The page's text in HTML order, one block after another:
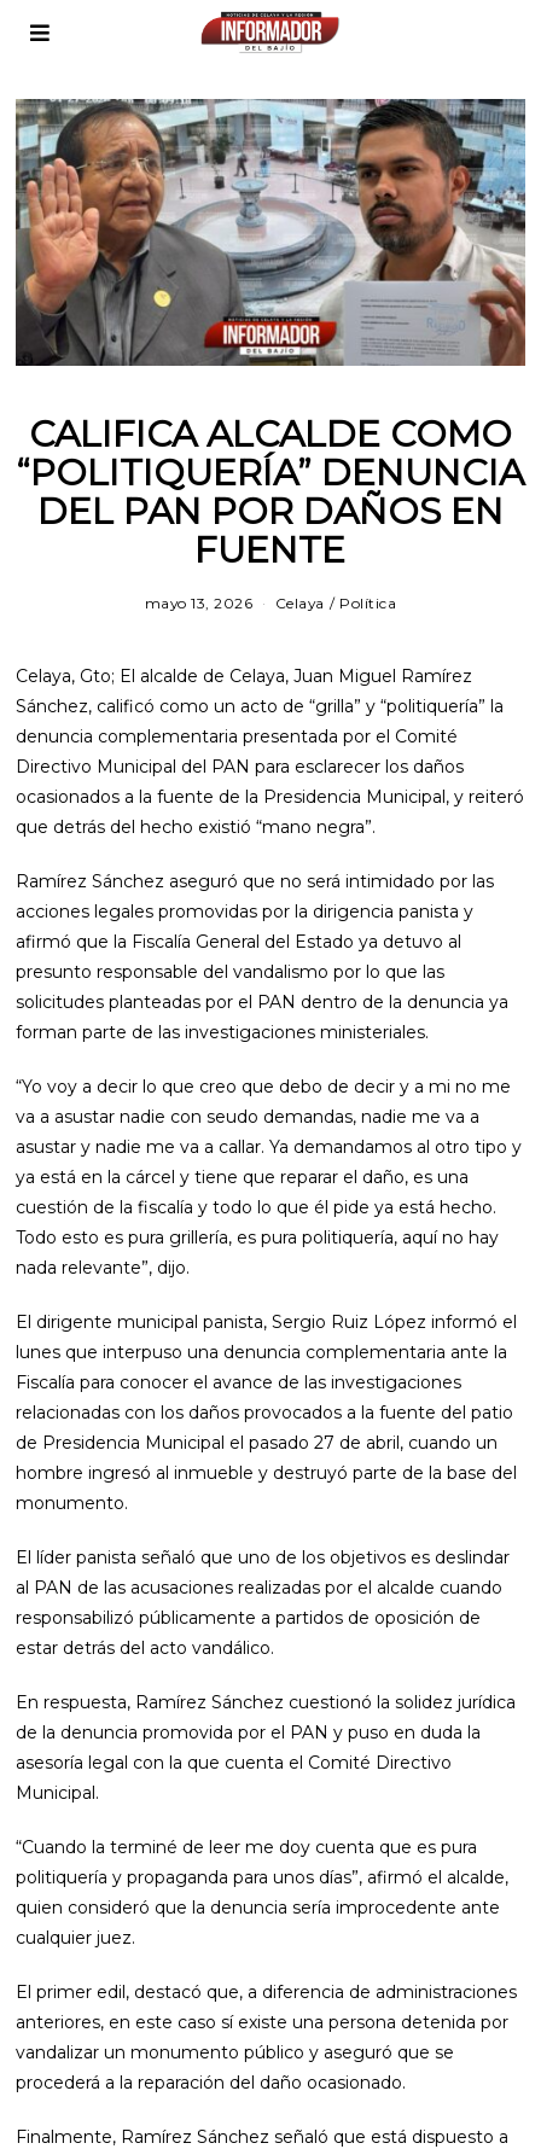
CALIFICA ALCALDE COMO
“POLITIQUERÍA” DENUNCIA
DEL PAN POR DAÑOS EN
FUENTE
mayo 13, 2026
o
4
2
2
6
Celaya / Política
Celaya, Gto; El alcalde de Celaya, Juan Miguel Ramírez
Sánchez, calificó como un acto de “grilla” y “politiquería” la
denuncia complementaria presentada por el Comité
Directivo Municipal del PAN para esclarecer los daños
ocasionados a la fuente de la Presidencia Municipal, y reiteró
que detrás del hecho existió “mano negra”.
Ramírez Sánchez aseguró que no será intimidado por las
acciones legales promovidas por la dirigencia panista y
afirmó que la Fiscalía General del Estado ya detuvo al
presunto responsable del vandalismo por lo que las
solicitudes planteadas por el PAN dentro de la denuncia ya
forman parte de las investigaciones ministeriales.
“Yo voy a decir lo que creo que debo de decir y a mi no me
va a asustar nadie con seudo demandas, nadie me va a
asustar y nadie me va a callar. Ya demandamos al otro tipo y
ya está en la cárcel y tiene que reparar el daño, es una
cuestión de la fiscalía y todo lo que él pide ya está hecho.
Todo esto es pura grillería, es pura politiquería, aquí no hay
nada relevante”, dijo.
El dirigente municipal panista, Sergio Ruiz López informó el
lunes que interpuso una denuncia complementaria ante la
Fiscalía para conocer el avance de las investigaciones
relacionadas con los daños provocados a la fuente del patio
de Presidencia Municipal el pasado 27 de abril, cuando un
hombre ingresó al inmueble y destruyó parte de la base del
monumento.
El líder panista señaló que uno de los objetivos es deslindar
al PAN de las acusaciones realizadas por el alcalde cuando
responsabilizó públicamente a partidos de oposición de
estar detrás del acto vandálico.
En respuesta, Ramírez Sánchez cuestionó la solidez jurídica
de la denuncia promovida por el PAN y puso en duda la
asesoría legal con la que cuenta el Comité Directivo
Municipal.
“Cuando la terminé de leer me doy cuenta que es pura
politiquería y propaganda para unos días”, afirmó el alcalde,
quien consideró que la denuncia sería improcedente ante
cualquier juez.
El primer edil, destacó que, a diferencia de administraciones
anteriores, en este caso sí existe una persona detenida por
vandalizar un monumento público y aseguró que se
procederá a la reparación del daño ocasionado.
Finalmente, Ramírez Sánchez señaló que está dispuesto a